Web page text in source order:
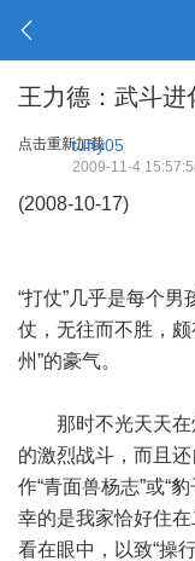
王力德：武斗进
点击重新加载
tuffy05
2009-11-4
(2008-10-17)
“打仗”几乎是每个
仗，无往而不胜，
州”的豪气。
那时不光天天在
的激烈战斗，而且
作“青面兽杨志”或“
幸的是我家恰好住
看在眼中，以致“操